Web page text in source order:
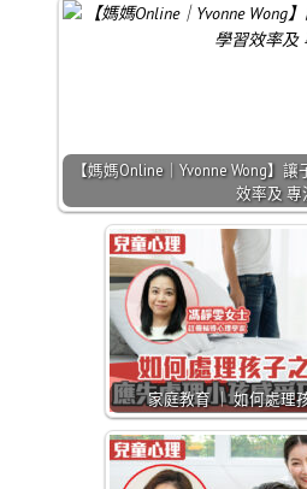
【媽媽Online｜Yvonne Wong】
效率及 專
家庭教育 ｜ 如何處理